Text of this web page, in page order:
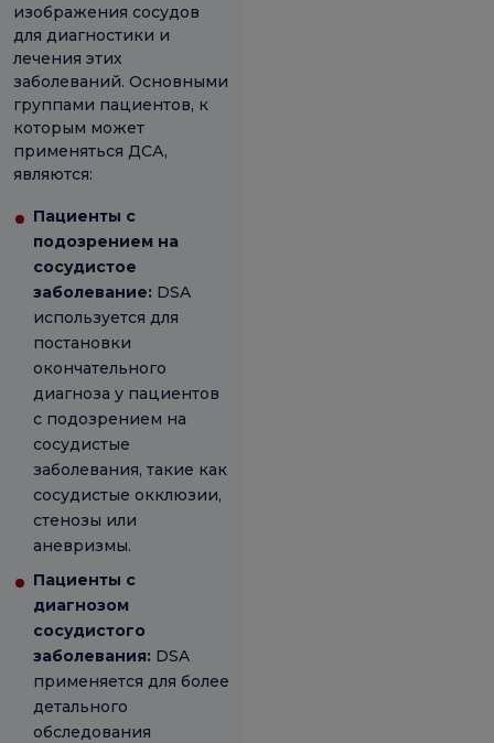
изображения сосудов
для диагностики и
лечения этих
заболеваний. Основными
группами пациентов, к
которым может
применяться ДСА,
являются:
Пациенты с
подозрением на
сосудистое
заболевание: DSA
используется для
постановки
окончательного
диагноза у пациентов
с подозрением на
сосудистые
заболевания, такие как
сосудистые окклюзии,
стенозы или
аневризмы.
Пациенты с
диагнозом
сосудистого
заболевания: DSA
применяется для более
детального
обследования